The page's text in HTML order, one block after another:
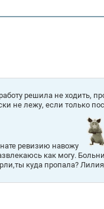
решила не ходить,
не лежу, если только
ревизию навожу
как могу.
куда пропала?